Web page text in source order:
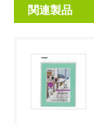
関連製品